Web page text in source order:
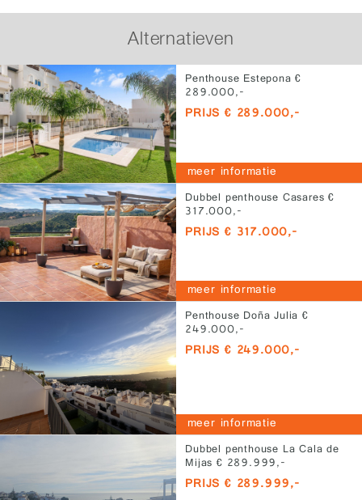
Alternatieven
Penthouse Estepona €
289.000,-
PRIJS € 289.000,-
meer informatie
Dubbel penthouse Casares €
317.000,-
PRIJS € 317.000,-
meer informatie
Penthouse Doña Julia €
249.000,-
PRIJS € 249.000,-
meer informatie
Dubbel penthouse La Cala de
Mijas € 289.999,-
PRIJS € 289.999,-